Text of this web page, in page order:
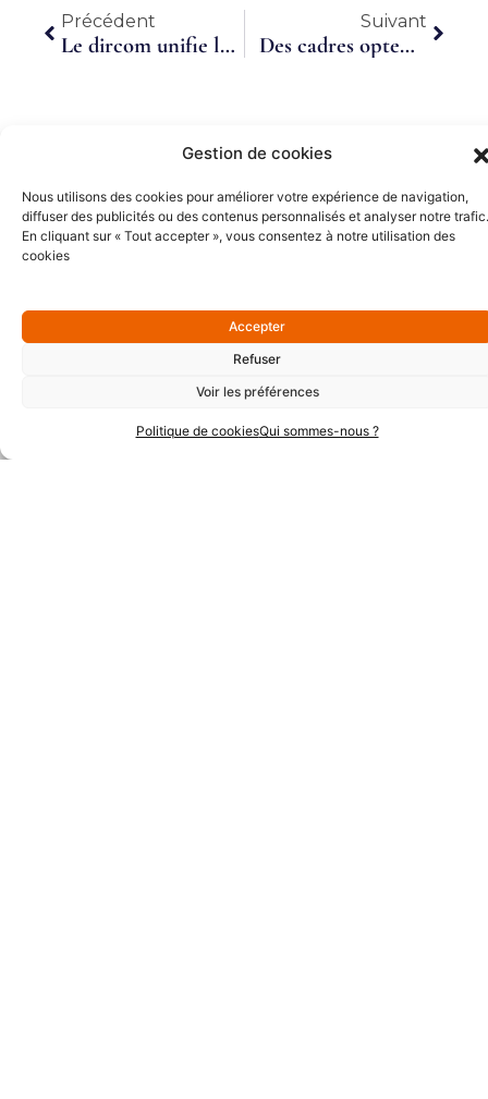
Gestion de cookies
Nous utilisons des cookies pour améliorer votre expérience de navigation,
diffuser des publicités ou des contenus personnalisés et analyser notre trafic.
En cliquant sur « Tout accepter », vous consentez à notre utilisation des
cookies
Accepter
Refuser
Voir les préférences
Politique de cookiesQui sommes-nous ?
Précédent
Précédent
Le dircom unifie les images de l’entreprise pour parler vrai
Suivant
Des cadres optent pour le travail à temps partagé